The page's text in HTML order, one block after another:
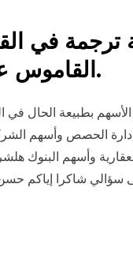
ترجمة في
Glosbe ، القاموس على الانترنت ، مجانا.
الأسهم العقارية وأسهم
سؤالي شاكرا إياكم